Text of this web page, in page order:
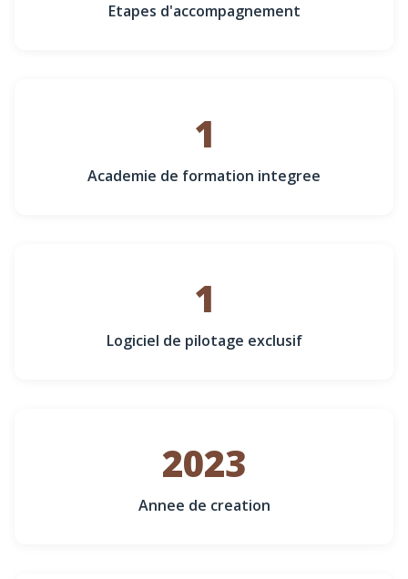
Etapes d'accompagnement
1
Academie de formation integree
1
Logiciel de pilotage exclusif
2023
Annee de creation